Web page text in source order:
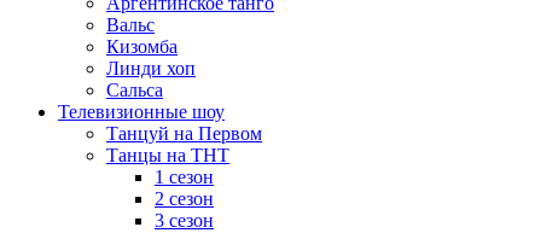
Вальс
Кизомба
Линди хоп
Сальса
Телевизионные шоу
Танцуй на Первом
Танцы на ТНТ
1 сезон
2 сезон
3 сезон